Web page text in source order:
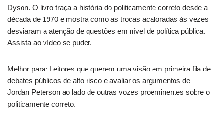
Dyson. O livro traça a história do politicamente correto desde a
década de 1970 e mostra como as trocas acaloradas às vezes
desviaram a atenção de questões em nível de política pública.
Assista ao vídeo se puder.
Melhor para: Leitores que querem uma visão em primeira fila de
debates públicos de alto risco e avaliar os argumentos de
Jordan Peterson ao lado de outras vozes proeminentes sobre o
politicamente correto.